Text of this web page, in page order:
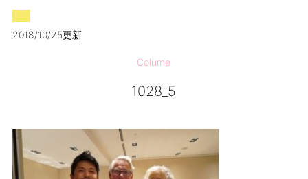
2018/10/25更新
Colume
1028_5